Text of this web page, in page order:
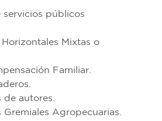
servicios públicos
Mixtas o
Familiar.
de autores.
Gremiales Agropecuarias.